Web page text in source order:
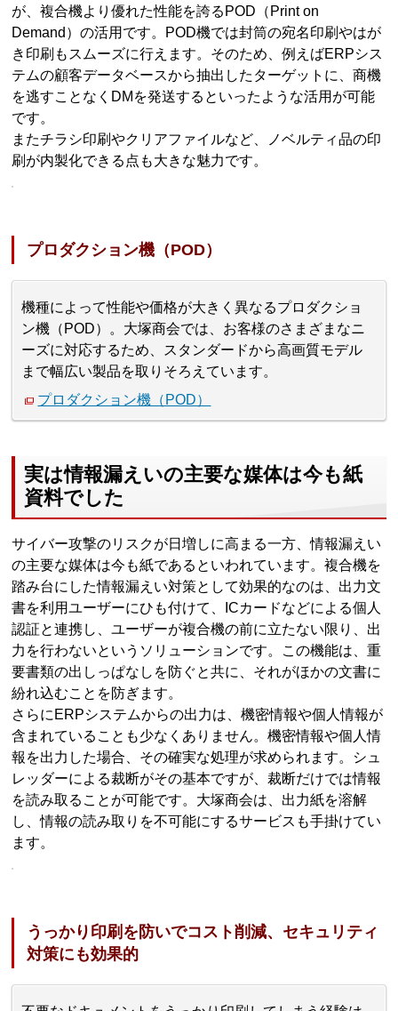
が、複合機より優れた性能を誇るPOD（Print on
Demand）の活用です。POD機では封筒の宛名印刷やはが
き印刷もスムーズに行えます。そのため、例えばERPシス
テムの顧客データベースから抽出したターゲットに、商機
を逃すことなくDMを発送するといったような活用が可能
です。
またチラシ印刷やクリアファイルなど、ノベルティ品の印
刷が内製化できる点も大きな魅力です。
プロダクション機（POD）
機種によって性能や価格が大きく異なるプロダクショ
ン機（POD）。大塚商会では、お客様のさまざまなニ
ーズに対応するため、スタンダードから高画質モデル
まで幅広い製品を取りそろえています。
プロダクション機（POD）
実は情報漏えいの主要な媒体は今も紙
資料でした
サイバー攻撃のリスクが日増しに高まる一方、情報漏えい
の主要な媒体は今も紙であるといわれています。複合機を
踏み台にした情報漏えい対策として効果的なのは、出力文
書を利用ユーザーにひも付けて、ICカードなどによる個人
認証と連携し、ユーザーが複合機の前に立たない限り、出
力を行わないというソリューションです。この機能は、重
要書類の出しっぱなしを防ぐと共に、それがほかの文書に
紛れ込むことを防ぎます。
さらにERPシステムからの出力は、機密情報や個人情報が
含まれていることも少なくありません。機密情報や個人情
報を出力した場合、その確実な処理が求められます。シュ
レッダーによる裁断がその基本ですが、裁断だけでは情報
を読み取ることが可能です。大塚商会は、出力紙を溶解
し、情報の読み取りを不可能にするサービスも手掛けてい
ます。
うっかり印刷を防いでコスト削減、セキュリティ
対策にも効果的